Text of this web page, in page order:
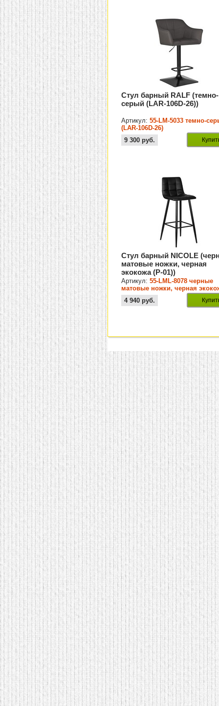
Стул барный RALF (темно-
серый (LAR-106D-26))
Артикул:55-LM-5033 темно-
(LAR-106D-26)
9 300 руб.
Стул барный NICOLE
матовые ножки, черная
экокожа (P-01))
Артикул:55-LML-8078 черные
матовые ножки, черная
01)
4 940 руб.